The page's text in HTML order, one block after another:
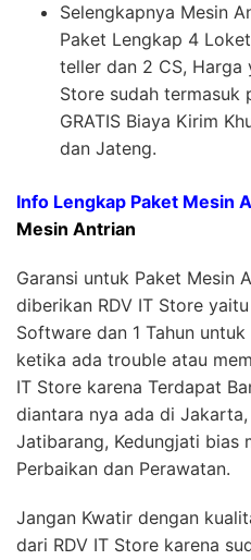
Selengkapnya Mesin
Paket Lengkap 4
teller dan 2 CS, Harga
Store sudah termasuk
GRATIS Biaya Kirim
dan Jateng.
Info Lengkap Paket Mesin
Mesin Antrian
Garansi untuk Paket Mesin
diberikan RDV IT Store
Software dan 1 Tahun
ketika ada trouble atau
IT Store karena Terdapat
diantara nya ada di Jakarta,
Jatibarang, Kedungjati bias
Perbaikan dan Perawatan.
Jangan Kwatir dengan
dari RDV IT Store karena